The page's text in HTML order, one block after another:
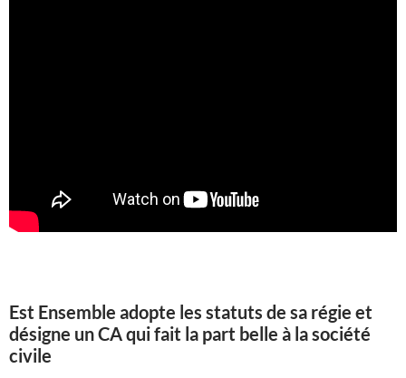
Est Ensemble adopte les statuts de sa régie et
désigne un CA qui fait la part belle à la société
civile